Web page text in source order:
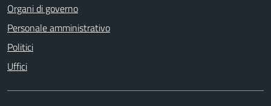
Organi di governo
Personale amministrativo
Politici
Uffici